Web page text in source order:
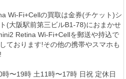
Wi-Fi+Cellの買取は金券(チケット)シ
(大阪駅前第三ビルB1-78)におまかせ
Retina Wi-Fi+Cellを郵送や持込で
ております!その他の携帯やスマホも
〜19時 土11時〜17時 日祝 定休日